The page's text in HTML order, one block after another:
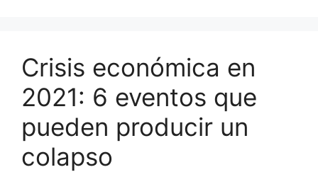
Crisis económica en
2021: 6 eventos que
pueden producir un
colapso